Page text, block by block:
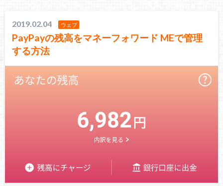
2019.02.04 ウェブ
PayPayの残高をマネーフォワード MEで管理
する方法